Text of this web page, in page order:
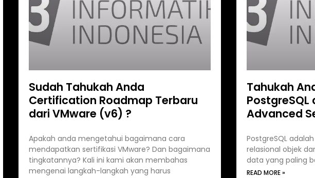
Sudah Tahukah Anda
Certification Roadmap Terbaru
dari VMware (v6) ?
Apakah anda mengetahui bagaimana cara
mendapatkan sertifikasi VMware? Dan bagaimana
tingkatannya? Kali ini kami akan membahas
mengenai langkah-langkah yang harus
Tahukah
PostgreSQL
Advanced
PostgreSQL
relasional objek
data yang paling
READ MORE »